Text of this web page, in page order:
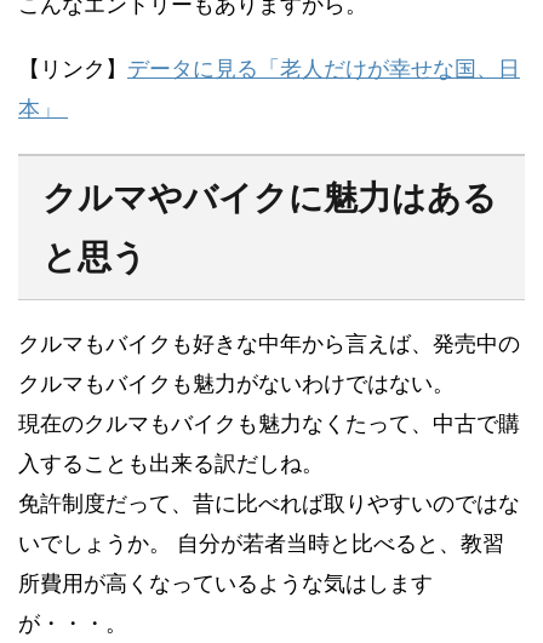
【リンク】 データに見る「老人だけが幸せな国、日
本」
クルマやバイクに魅力はある
と思う
クルマもバイクも好きな中年から言えば、発売中の
クルマもバイクも魅力がないわけではない。
現在のクルマもバイクも魅力なくたって、中古で購
入することも出来る訳だしね。
免許制度だって、昔に比べれば取りやすいのではな
いでしょうか。 自分が若者当時と比べると、教習
所費用が高くなっているような気はします
が・・・。